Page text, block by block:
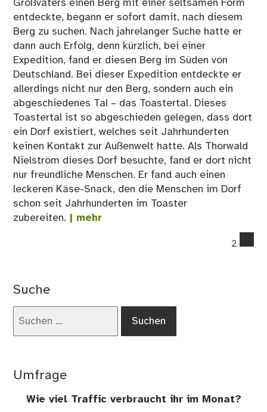
Großvaters einen Berg mit einer seltsamen Form
entdeckte, begann er sofort damit, nach diesem
Berg zu suchen. Nach jahrelanger Suche hatte er
dann auch Erfolg, denn kürzlich, bei einer
Expedition, fand er diesen Berg im Süden von
Deutschland. Bei dieser Expedition entdeckte er
allerdings nicht nur den Berg, sondern auch ein
abgeschiedenes Tal – das Toastertal. Dieses
Toastertal ist so abgeschieden gelegen, dass dort
ein Dorf existiert, welches seit Jahrhunderten
keinen Kontakt zur Außenwelt hatte. Als Thorwald
Nielström dieses Dorf besuchte, fand er dort nicht
nur freundliche Menschen. Er fand auch einen
leckeren Käse-Snack, den die Menschen im Dorf
schon seit Jahrhunderten im Toaster
zubereiten. | mehr
2
Suche
Umfrage
Wie viel Traffic verbraucht ihr im Monat?